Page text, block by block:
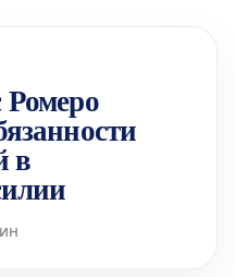
в